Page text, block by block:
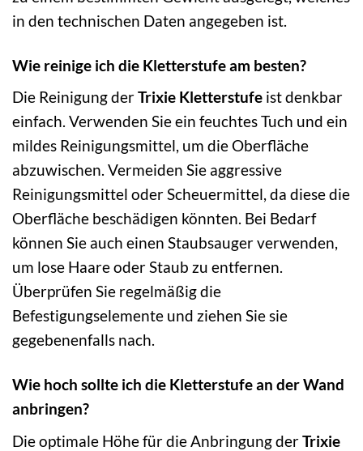
in den technischen Daten angegeben ist.
Wie reinige ich die Kletterstufe am besten?
Die Reinigung derTrixie Kletterstufe ist denkbar
einfach. Verwenden Sie ein feuchtes Tuch und ein
mildes Reinigungsmittel, um die Oberfläche
abzuwischen. Vermeiden Sie aggressive
Reinigungsmittel oder Scheuermittel, da diese die
Oberfläche beschädigen könnten. Bei Bedarf
können Sie auch einen Staubsauger verwenden,
um lose Haare oder Staub zu entfernen.
Überprüfen Sie regelmäßig die
Befestigungselemente und ziehen Sie sie
gegebenenfalls nach.
Wie hoch sollte ich die Kletterstufe an der Wand
anbringen?
Die optimale Höhe für die Anbringung derTrixie